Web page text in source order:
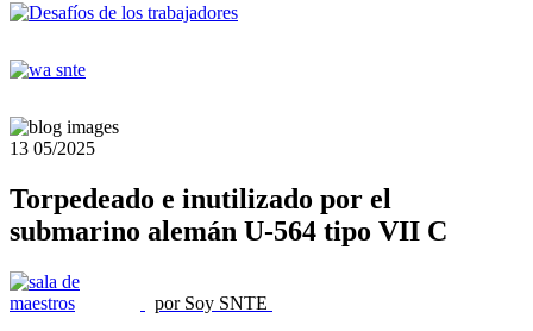
13 05/2025
Torpedeado e inutilizado por el
submarino alemán U-564 tipo VII C
por Soy SNTE